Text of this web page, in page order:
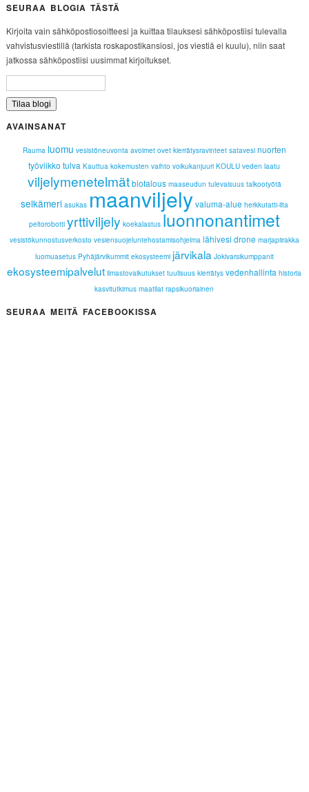
SEURAA BLOGIA TÄSTÄ
Kirjoita vain sähköpostiosoitteesi ja kuittaa tilauksesi sähköpostiisi tulevalla
vahvistusviestillä (tarkista roskapostikansiosi, jos viestiä ei kuulu), niin saat
jatkossa sähköpostiisi uusimmat kirjoitukset.
AVAINSANAT
Rauma luomu vesistöneuvonta avoimet ovet kierrätysravinteet satavesi nuorten
työviikko tulva Kauttua kokemusten vaihto voikukanjuuri KOULU veden laatu
viljelymenetelmätbiotalous maaseudun tulevaisuus talkootyötä
selkämeri asukas maanviljelyvaluma-alue herkkutatti-ilta
peltorobotti yrttiviljely koekalastus luonnonantimet
vesistökunnostusverkosto vesiensuojeluntehostamisohjelma lähivesi drone marjapiirakka
luomuasetus Pyhäjärvikummit ekosysteemi järvikala Jokivarsikumppanit
ekosysteemipalvelut ilmastovaikutukset tuulisuus kierrätys vedenhallinta historia
kasvitutkimus maatilat rapsikuoriainen
SEURAA MEITÄ FACEBOOKISSA